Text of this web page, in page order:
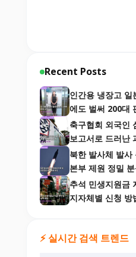
Recent Posts
인간용 냉장고
에도 벌써 200대
축구협회 외국인
보고서로 드러난
북한 발사체 발
본부 제원 정밀
추석 민생지원금
지자체별 신청 방
⚡ 실시간 검색 트렌드